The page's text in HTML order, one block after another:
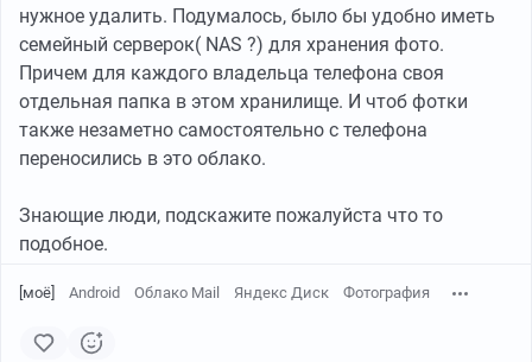
нужное удалить. Подумалось, было бы удобно иметь
семейный серверок( NAS ?) для хранения фото.
Причем для каждого владельца телефона своя
отдельная папка в этом хранилище. И чтоб фотки
также незаметно самостоятельно с телефона
переносились в это облако.
Знающие люди, подскажите пожалуйста что то
подобное.
[моё] Android Облако Mail Яндекс Диск Фотография